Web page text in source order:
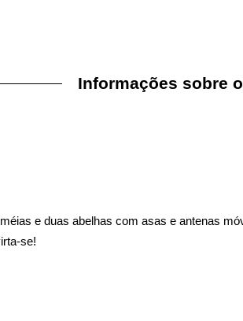
Informações sobre
e duas abelhas com asas e antenas
se!